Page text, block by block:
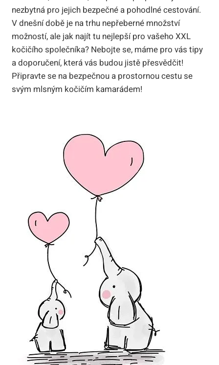
nezbytná pro jejich bezpečné a pohodlné cestování.
V dnešní době je na trhu nepřeberné množství
možností, ale jak najít tu nejlepší pro vašeho XXL
kočičího společníka? Nebojte se, máme pro vás tipy
a doporučení, která vás budou jistě přesvědčit!
Připravte se na bezpečnou a prostornou cestu se
svým mlsným kočičím kamarádem!